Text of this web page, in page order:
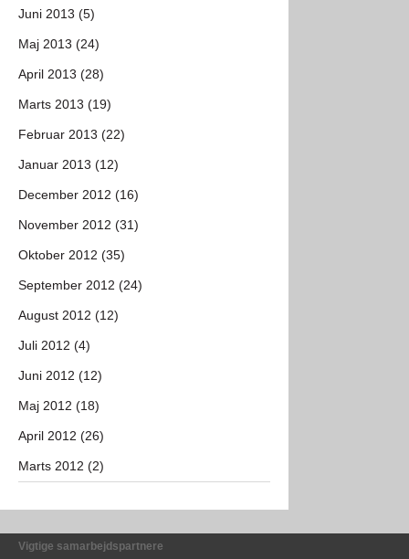
Juni 2013 (5)
Maj 2013 (24)
April 2013 (28)
Marts 2013 (19)
Februar 2013 (22)
Januar 2013 (12)
December 2012 (16)
November 2012 (31)
Oktober 2012 (35)
September 2012 (24)
August 2012 (12)
Juli 2012 (4)
Juni 2012 (12)
Maj 2012 (18)
April 2012 (26)
Marts 2012 (2)
Vigtige samarbejdspartnere